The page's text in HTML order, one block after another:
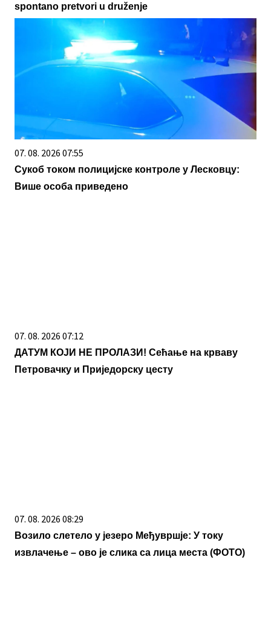
spontano pretvori u druženje
07. 08. 2026 07:55
Сукоб током полицијске контроле у Лесковцу:
Више особа приведено
07. 08. 2026 07:12
ДАТУМ КОЈИ НЕ ПРОЛАЗИ! Сећање на крваву
Петровачку и Приједорску цесту
07. 08. 2026 08:29
Возило слетело у језеро Међувршје: У току
извлачење – ово је слика са лица места (ФОТО)